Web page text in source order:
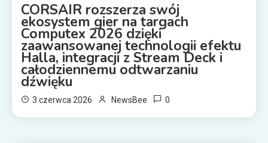
CORSAIR rozszerza swój
ekosystem gier na targach
Computex 2026 dzięki
zaawansowanej technologii efektu
Halla, integracji z Stream Deck i
całodziennemu odtwarzaniu
dźwięku
3 czerwca 2026 NewsBee 0